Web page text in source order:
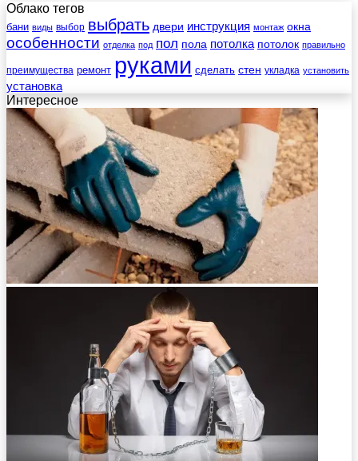
Облако тегов
бани виды выбор выбрать двери инструкция монтаж окна
особенности отделка под пол пола потолка потолок правильно
преимущества ремонт руками сделать стен укладка установить
установка
Интересное